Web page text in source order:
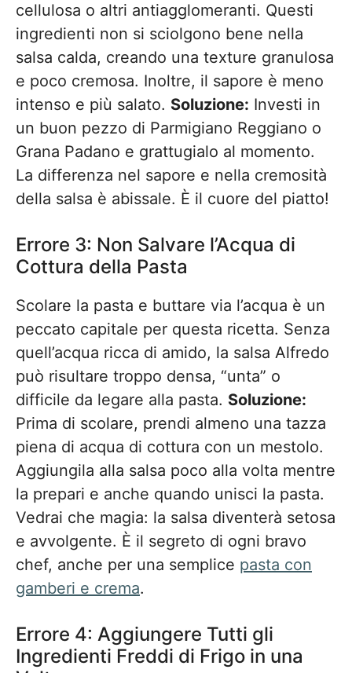
cellulosa o altri antiagglomeranti. Questi
ingredienti non si sciolgono bene nella
salsa calda, creando una texture granulosa
e poco cremosa. Inoltre, il sapore è meno
intenso e più salato. Soluzione: Investi in
un buon pezzo di Parmigiano Reggiano o
Grana Padano e grattugialo al momento.
La differenza nel sapore e nella cremosità
della salsa è abissale. È il cuore del piatto!
Errore 3: Non Salvare l’Acqua di
Cottura della Pasta
Scolare la pasta e buttare via l’acqua è un
peccato capitale per questa ricetta. Senza
quell’acqua ricca di amido, la salsa Alfredo
può risultare troppo densa, “unta” o
difficile da legare alla pasta. Soluzione:
Prima di scolare, prendi almeno una tazza
piena di acqua di cottura con un mestolo.
Aggiungila alla salsa poco alla volta mentre
la prepari e anche quando unisci la pasta.
Vedrai che magia: la salsa diventerà setosa
e avvolgente. È il segreto di ogni bravo
chef, anche per una semplice pasta con
gamberi e crema.
Errore 4: Aggiungere Tutti gli
Ingredienti Freddi di Frigo in una